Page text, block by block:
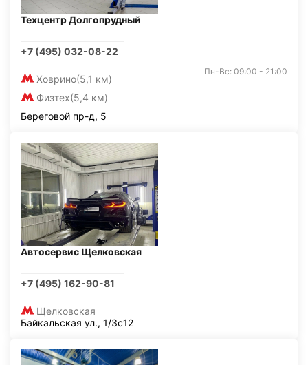
Техцентр Долгопрудный
+7 (495) 032-08-22
Ховрино(5,1 км)
Физтех(5,4 км)
Пн-Вс: 09:00 - 21:00
Береговой пр-д, 5
Автосервис Щелковская
+7 (495) 162-90-81
Щелковская
Байкальская ул., 1/3с12